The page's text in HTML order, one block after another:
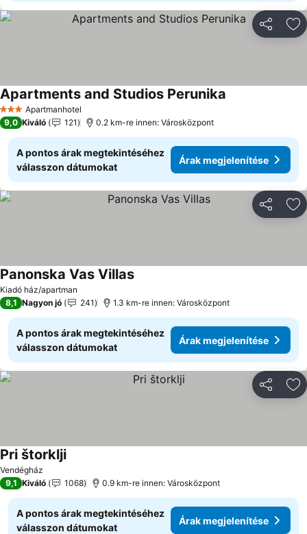
3 KategóriaApartmanhotel
Apartments and Studios Perunika
9,0 Kiváló 121 0.2 km-re innen: Városközpont
A pontos árak megtekintéséhez
válasszon dátumokat
Árak megjelenítése
Kiadó ház/apartman
Panonska Vas VillasÁrak megjelenítése
8,1 Nagyon jó 241 1.3 km-re innen: Városközpont
A pontos árak megtekintéséhez
válasszon dátumokat
Árak megjelenítése
Vendégház
Pri štorkljiÁrak megjelenítése
9,1 Kiváló 1068 0.9 km-re innen: Városközpont
A pontos árak megtekintéséhez
válasszon dátumokat
Árak megjelenítése